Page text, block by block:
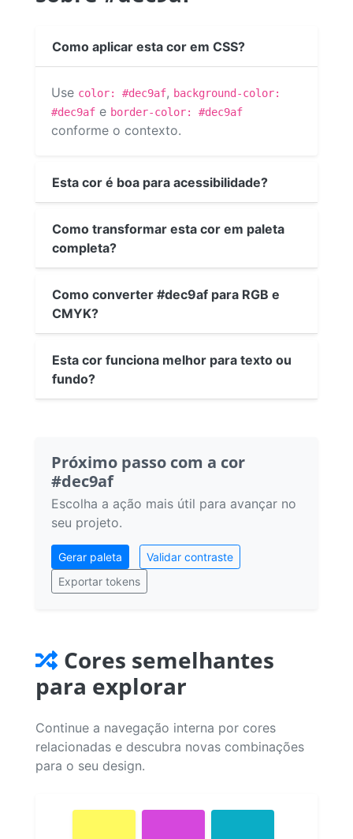
Como aplicar esta cor em CSS?
Use color: #dec9af, background-color:
#dec9af e border-color: #dec9af
conforme o contexto.
Esta cor é boa para acessibilidade?
Como transformar esta cor em paleta
completa?
Como converter #dec9af para RGB e
CMYK?
Esta cor funciona melhor para texto ou
fundo?
Próximo passo com a cor
#dec9af
Escolha a ação mais útil para avançar no
seu projeto.
Gerar paleta
Validar contraste
Exportar tokens
Cores semelhantes
para explorar
Continue a navegação interna por cores
relacionadas e descubra novas combinações
para o seu design.